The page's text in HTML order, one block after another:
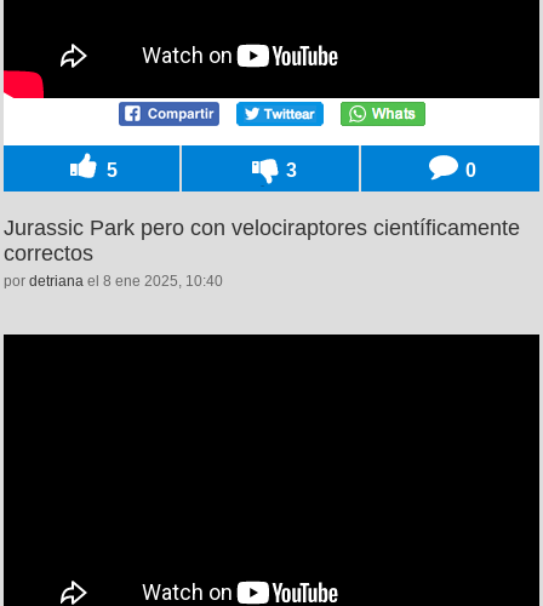
5 3 0
Jurassic Park pero con velociraptores científicamente
correctos
por detriana el 8 ene 2025, 10:40